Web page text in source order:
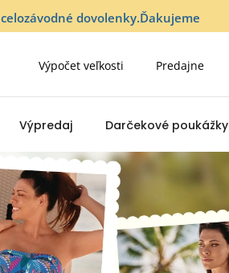
dovolenky.Ďakujeme
Výpočet veľkosti Predajne
Výpredaj Darčekové poukážky